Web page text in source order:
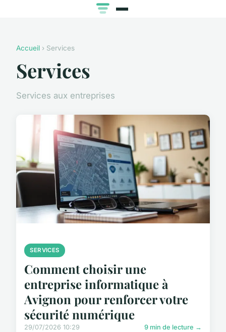
Accueil › Services
Services
Services aux entreprises
SERVICES
Comment choisir une
entreprise informatique à
Avignon pour renforcer votre
sécurité numérique
29/07/2026 10:29 9 min de lecture →